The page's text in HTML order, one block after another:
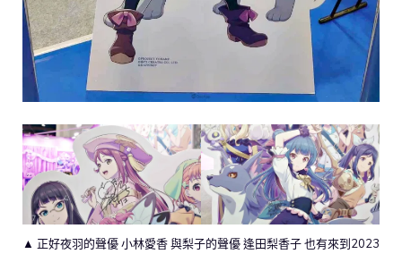
▲ 正好夜羽的聲優 小林愛香 與梨子的聲優 逢田梨香子 也有來到2023